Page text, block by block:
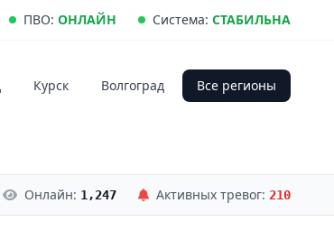
ПВО: ОНЛАЙН Система: СТАБИЛЬНА
Курск Волгоград Все регионы
Онлайн: 1,247 Активных тревог: 210